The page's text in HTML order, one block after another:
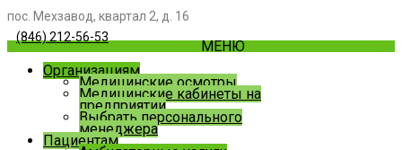
пос. Мехзавод, квартал 2, д. 16
(846) 212-56-53
МЕНЮ
Организациям
Медицинские осмотры
Медицинские кабинеты на
предприятии
Выбрать персонального
менеджера
Пациентам